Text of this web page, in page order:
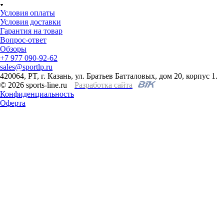
Условия оплаты
Условия доставки
Гарантия на товар
Вопрос-ответ
Обзоры
+7 977 090-92-62
sales@sportlp.ru
420064, PT, г. Казань, ул. Братьев Батталовых, дом 20, корпус 1.
© 2026 sports-line.ru
Разработка сайта
Конфиденциальность
Оферта